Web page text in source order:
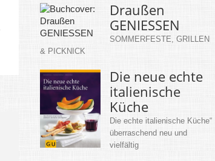
Draußen
GENIESSEN
SOMMERFESTE, GRILLEN
& PICKNICK
Die neue echte
italienische
Küche
Die echte italienische Küche“
überraschend neu und
vielfältig